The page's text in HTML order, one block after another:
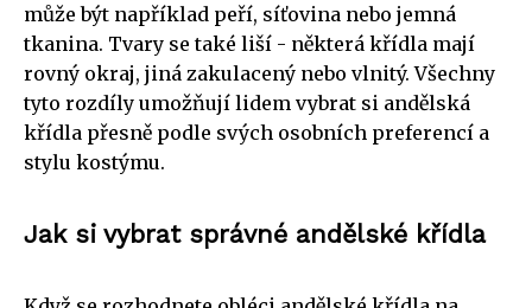
může být například peří, síťovina nebo jemná
tkanina. Tvary se také liší - některá křídla mají
rovný okraj, jiná zakulacený nebo vlnitý. Všechny
tyto rozdíly umožňují lidem vybrat si andělská
křídla přesně podle svých osobních preferencí a
stylu kostýmu.
Jak si vybrat správné andělské křídla